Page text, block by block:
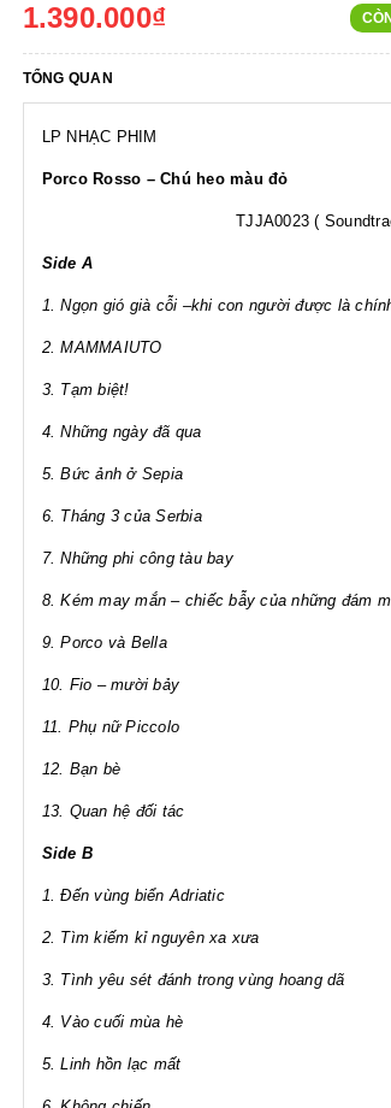
1.390.000₫
TỔNG QUAN
LP NHẠC PHIM
Porco Rosso – Chú heo màu đỏ
TJJA0023 (
Side A
1. Ngọn gió già cỗi –khi con người được là
2. MAMMAIUTO
3. Tạm biệt!
4. Những ngày đã qua
5. Bức ảnh ở Sepia
6. Tháng 3 của Serbia
7. Những phi công tàu bay
8. Kém may mắn – chiếc bẫy của những đám
9. Porco và Bella
10. Fio – mười bảy
11. Phụ nữ Piccolo
12. Bạn bè
13. Quan hệ đối tác
Side B
1. Đến vùng biển Adriatic
2. Tìm kiếm kỉ nguyên xa xưa
3. Tình yêu sét đánh trong vùng hoang dã
4. Vào cuối mùa hè
5. Linh hồn lạc mất